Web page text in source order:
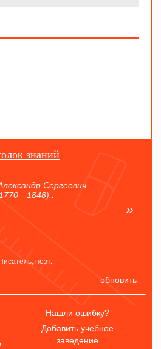
знаний
Сергеевич
Писатель, поэт.
обновить
Нашли ошибку?
Добавить учебное
заведение